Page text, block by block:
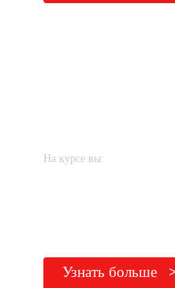
На курсе вы:
Узнать больше